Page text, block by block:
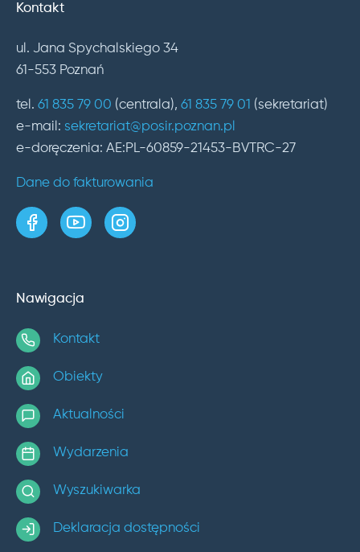
Kontakt
ul. Jana Spychalskiego 34
61-553 Poznań
tel. 61 835 79 00 (centrala), 61 835 79 01 (sekretariat)
e-mail: sekretariat@posir.poznan.pl
e-doręczenia: AE:PL-60859-21453-BVTRC-27
Dane do fakturowania
strona w serwisie Facebook
kanał w serwisie YouTube
profil w serwisie Instagram
Nawigacja
Kontakt
Obiekty
Aktualności
Wydarzenia
Wyszukiwarka
Deklaracja dostępności